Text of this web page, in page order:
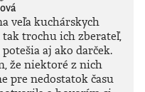
veľa kuchárskych
trochu ich zberateľ,
aj ako darček.
že niektoré z nich
pre nedostatok času